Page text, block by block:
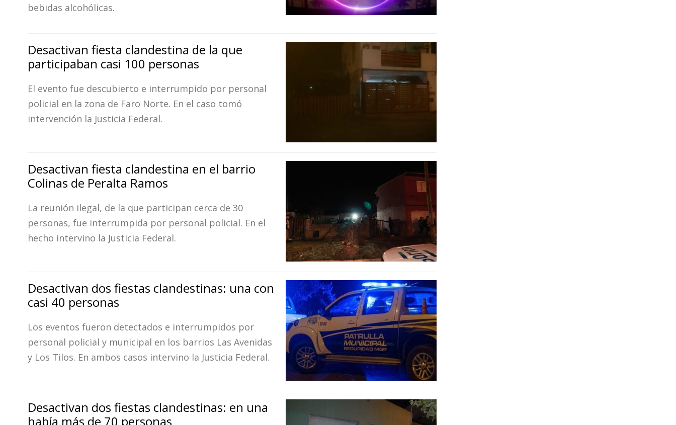
bebidas alcohólicas.
Desactivan fiesta clandestina de la que
participaban casi 100 personas
El evento fue descubierto e interrumpido por personal
policial en la zona de Faro Norte. En el caso tomó
intervención la Justicia Federal.
Desactivan fiesta clandestina en el barrio
Colinas de Peralta Ramos
La reunión ilegal, de la que participan cerca de 30
personas, fue interrumpida por personal policial. En el
hecho intervino la Justicia Federal.
Desactivan dos fiestas clandestinas: una con
casi 40 personas
Los eventos fueron detectados e interrumpidos por
personal policial y municipal en los barrios Las Avenidas
y Los Tilos. En ambos casos intervino la Justicia Federal.
Desactivan dos fiestas clandestinas: en una
había más de 70 personas